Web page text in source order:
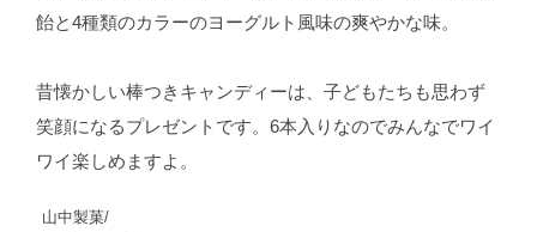
飴と4種類のカラーのヨーグルト風味の爽やかな味。
昔懐かしい棒つきキャンディーは、子どもたちも思わず
笑顔になるプレゼントです。6本入りなのでみんなでワイ
ワイ楽しめますよ。
山中製菓/